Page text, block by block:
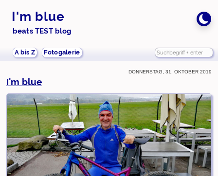
I'm blue
beats TEST blog
A bis Z Fotogalerie
Donnerstag, 31. Oktober 2019
I'm blue